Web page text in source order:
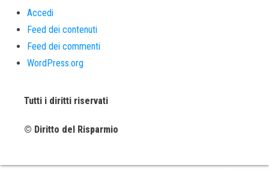
Accedi
Feed dei contenuti
Feed dei commenti
WordPress.org
Tutti i diritti riservati
© Diritto del Risparmio